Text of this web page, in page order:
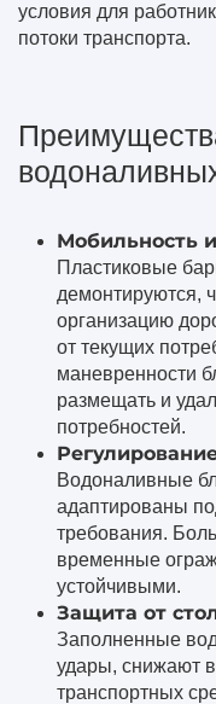
условия для
потоки транспорта.
Мобильность
Пластиковые
демонтируются,
организацию
от текущих
маневренности
размещать и
потребностей.
Водоналивные
адаптированы
требования.
временные
устойчивыми.
Защита от
Заполненные
удары, снижают
транспортных